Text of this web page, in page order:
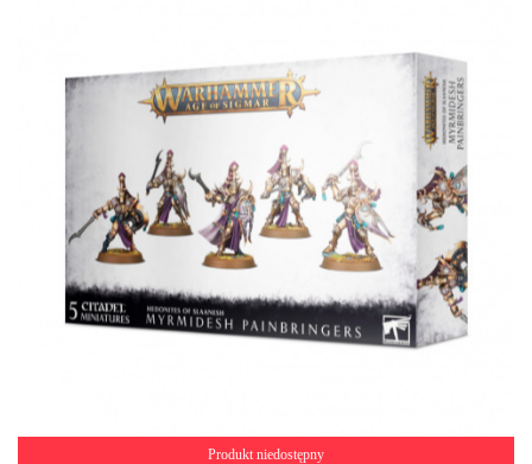
Produkt niedostępny